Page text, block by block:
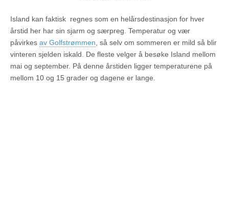
Island kan faktisk regnes som en helårsdestinasjon for hver
årstid her har sin sjarm og særpreg. Temperatur og vær
påvirkes av Golfstrømmen, så selv om sommeren er mild så blir
vinteren sjelden iskald. De fleste velger å besøke Island mellom
mai og september. På denne årstiden ligger temperaturene på
mellom 10 og 15 grader og dagene er lange.